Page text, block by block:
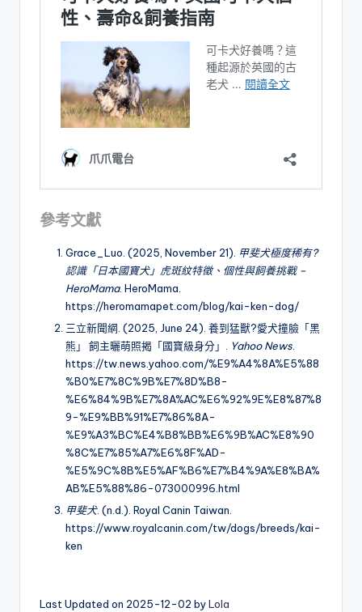
參考文獻
Grace_Luo. (2025, November 21). 甲斐犬極度稀有?
認識「日本國寶犬」虎斑紋特徵、個性與飼養挑戰 –
HeroMama. HeroMama.
https://heromamapet.com/blog/kai-ken-dog/
三立新聞網. (2025, June 24). 養到猛獸?愛犬撞臉「黑
熊」 飼主曬萌照揭「國寶級身分」.
Yahoo News
https://tw.news.yahoo.com/%E9%A4%8A%E5%88
%B0%E7%8C%9B%E7%8D%B8-
%E6%84%9B%E7%8A%AC%E6%92%9E%E8%87%8
9-%E9%BB%91%E7%86%8A-
%E9%A3%BC%E4%B8%BB%E6%9B%AC%E8%90
%8C%E7%85%A7%E6%8F%AD-
%E5%9C%8B%E5%AF%B6%E7%B4%9A%E8%BA%
AB%E5%88%86-073000996.html
甲斐犬. (n.d.). Royal Canin Taiwan.
https://www.royalcanin.com/tw/dogs/breeds/kai-
ken
Last Updated on 2025-12-02 byLola